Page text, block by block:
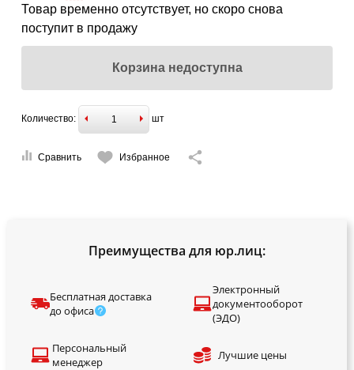
Товар временно отсутствует, но скоро снова
поступит в продажу
Корзина недоступна
Количество: шт
Сравнить Избранное
Преимущества для юр.лиц:
Бесплатная доставка
до офиса
Электронный
документооборот
(ЭДО)
Персональный
менеджер
Лучшие цены